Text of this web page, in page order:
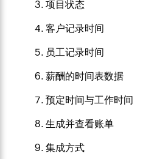
项目状态
客户记录时间
员工记录时间
薪酬的时间表数据
预定时间与工作时间
生成并查看账单
集成方式